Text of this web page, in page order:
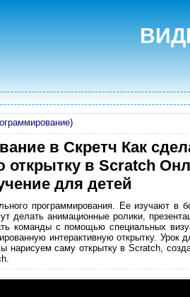
в Скретч Как
открытку в Scratch
для детей
программирования. Ее изучают в
делать анимационные ролики,
команды с помощью специальных
интерактивную открытку. Урок
нарисуем саму открытку в Scratch,